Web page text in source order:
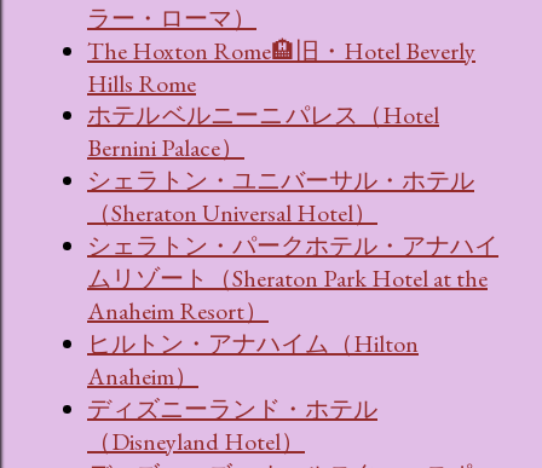
ラー・ローマ）
The Hoxton Rome🏨旧・Hotel Beverly
Hills Rome
ホテル ベルニーニ パレス（Hotel
Bernini Palace）
シェラトン・ユニバーサル・ホテル
（Sheraton Universal Hotel）
シェラトン・パークホテル・アナハイ
ムリゾート（Sheraton Park Hotel at the
Anaheim Resort）
ヒルトン・アナハイム（Hilton
Anaheim）
ディズニーランド・ホテル
（Disneyland Hotel）